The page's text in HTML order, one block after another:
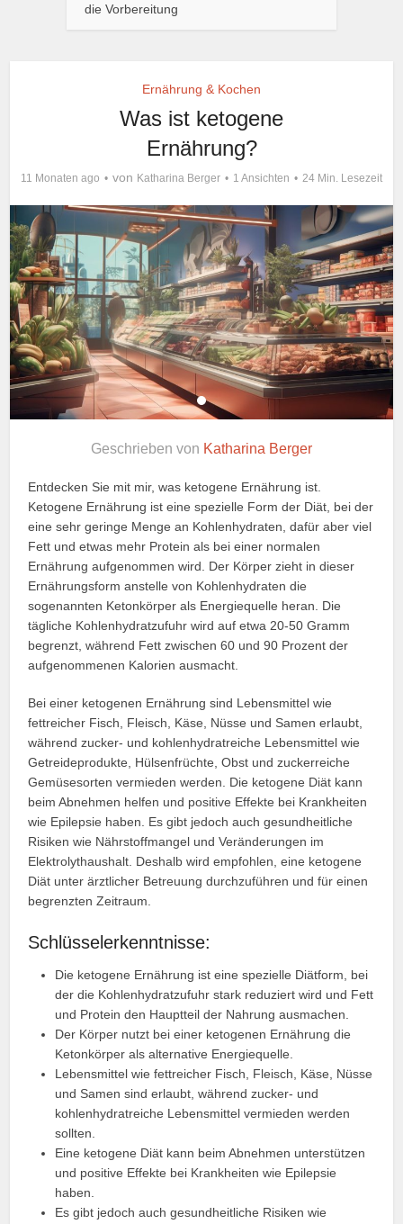
die Vorbereitung
Ernährung & Kochen
Was ist ketogene
Ernährung?
11 Monaten ago von Katharina Berger 1 Ansichten 24 Min. Lesezeit
Geschrieben von Katharina Berger
Entdecken Sie mit mir, was ketogene Ernährung ist.
Ketogene Ernährung ist eine spezielle Form der Diät, bei der
eine sehr geringe Menge an Kohlenhydraten, dafür aber viel
Fett und etwas mehr Protein als bei einer normalen
Ernährung aufgenommen wird. Der Körper zieht in dieser
Ernährungsform anstelle von Kohlenhydraten die
sogenannten Ketonkörper als Energiequelle heran. Die
tägliche Kohlenhydratzufuhr wird auf etwa 20-50 Gramm
begrenzt, während Fett zwischen 60 und 90 Prozent der
aufgenommenen Kalorien ausmacht.
Bei einer ketogenen Ernährung sind Lebensmittel wie
fettreicher Fisch, Fleisch, Käse, Nüsse und Samen erlaubt,
während zucker- und kohlenhydratreiche Lebensmittel wie
Getreideprodukte, Hülsenfrüchte, Obst und zuckerreiche
Gemüsesorten vermieden werden. Die ketogene Diät kann
beim Abnehmen helfen und positive Effekte bei Krankheiten
wie Epilepsie haben. Es gibt jedoch auch gesundheitliche
Risiken wie Nährstoffmangel und Veränderungen im
Elektrolythaushalt. Deshalb wird empfohlen, eine ketogene
Diät unter ärztlicher Betreuung durchzuführen und für einen
begrenzten Zeitraum.
Schlüsselerkenntnisse:
Die ketogene Ernährung ist eine spezielle Diätform, bei
der die Kohlenhydratzufuhr stark reduziert wird und Fett
und Protein den Hauptteil der Nahrung ausmachen.
Der Körper nutzt bei einer ketogenen Ernährung die
Ketonkörper als alternative Energiequelle.
Lebensmittel wie fettreicher Fisch, Fleisch, Käse, Nüsse
und Samen sind erlaubt, während zucker- und
kohlenhydratreiche Lebensmittel vermieden werden
sollten.
Eine ketogene Diät kann beim Abnehmen unterstützen
und positive Effekte bei Krankheiten wie Epilepsie
haben.
Es gibt jedoch auch gesundheitliche Risiken wie